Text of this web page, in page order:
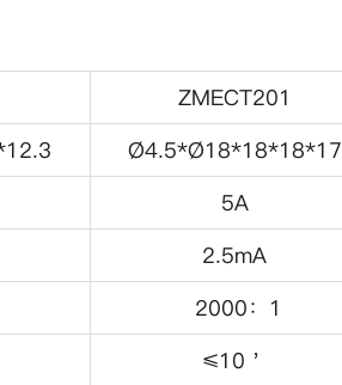
ZMECT201
Ø4.5*Ø18*18*18*17
5A
2.5mA
2000：1
≤10＇